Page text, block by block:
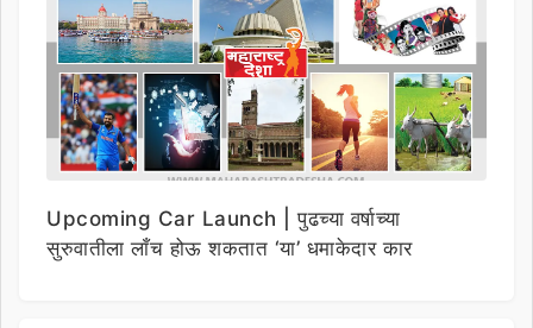
Upcoming Car Launch | पुढच्या वर्षाच्या
सुरुवातीला लाँच होऊ शकतात ‘या’ धमाकेदार कार